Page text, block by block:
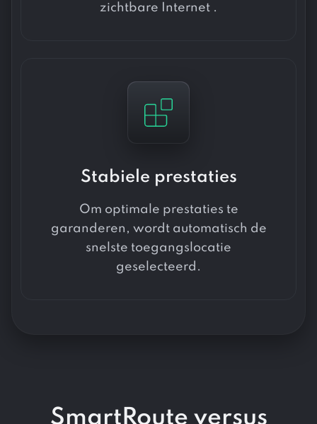
zichtbare Internet .
Stabiele prestaties
Om optimale prestaties te
garanderen, wordt automatisch de
snelste toegangslocatie
geselecteerd.
SmartRoute versus